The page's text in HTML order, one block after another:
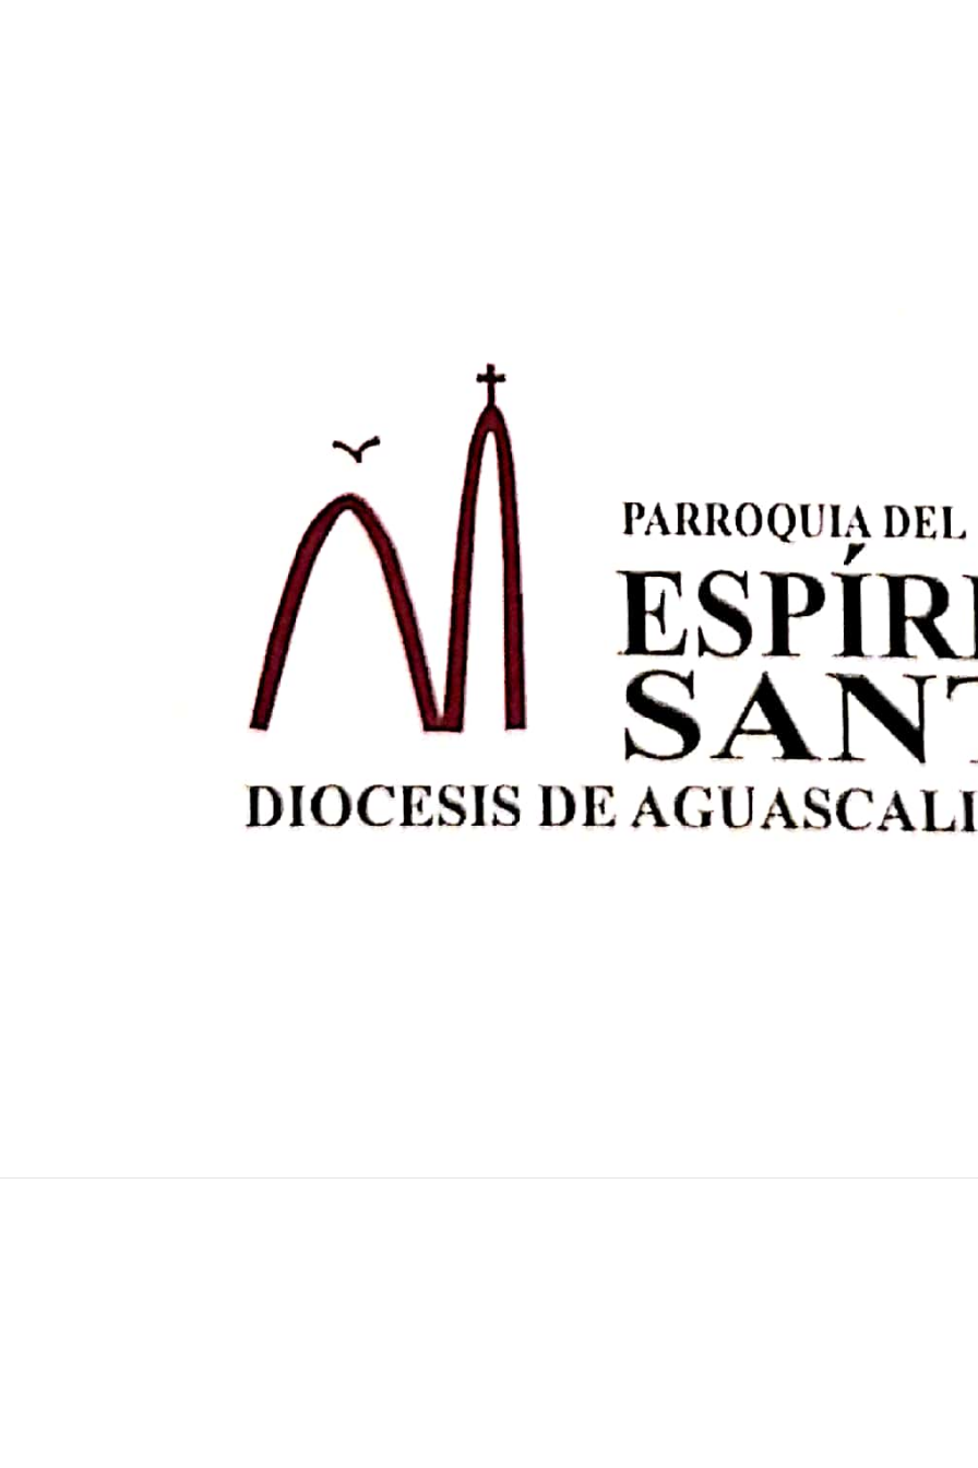
Ene 18, 2023| INICIO
Parroquia del Espiritu Santo Aguascalientes, Ags., México. CANAL TV-FUENTE DE LUZ Buy, Sell, List, Stage, Inspect,
Appraise, your name it! SLIDE EVENTOS EN LA PARROQUIA Home Search Home Search Amet pulvinar sed habitasse
nullam eu id praesent. Amet scelerisque...